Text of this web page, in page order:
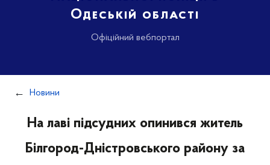
Одеській області
Офіційний вебпортал
Новини
На лаві підсудних опинився житель
Білгород-Дністровського району за